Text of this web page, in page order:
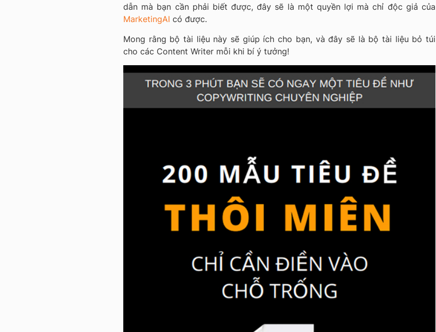
dẫn mà bạn cần phải biết được, đây sẽ là một quyền lợi mà chỉ độc giả của
MarketingAI có được.
Mong rằng bộ tài liệu này sẽ giúp ích cho bạn, và đây sẽ là bộ tài liệu bỏ túi
cho các Content Writer mỗi khi bí ý tưởng!